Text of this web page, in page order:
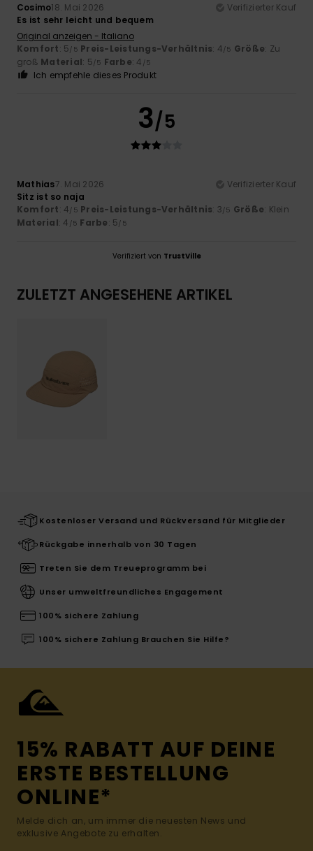
Cosimo18. Mai 2026
Verifizierter Kauf
Es ist sehr leicht und bequem
Original anzeigen - Italiano
Komfort: 5/5 Preis-Leistungs-Verhältnis: 4/5 Größe: Zu
groß Material: 5/5 Farbe: 4 /5
Ich empfehle dieses Produkt
3/5
Mathias7. Mai 2026
Verifizierter Kauf
Sitz ist so naja
Komfort: 4/5 Preis-Leistungs-Verhältnis: 3/5 Größe: Klein
Material: 4 /5 Farbe: 5/5
Verifiziert von TrustVille
ZULETZT ANGESEHENE ARTIKEL
Kostenloser Versand und Rückversand für Mitglieder
Rückgabe innerhalb von 30 Tagen
Treten Sie dem Treueprogramm bei
Unser umweltfreundliches Engagement
100% sichere Zahlung
100% sichere Zahlung Brauchen Sie Hilfe?
15% RABATT AUF DEINE
ERSTE BESTELLUNG
ONLINE*
Melde dich an, um immer die neuesten News und
exklusive Angebote zu erhalten.